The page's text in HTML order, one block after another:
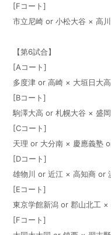
[Fコート]
市立尼崎 or 小松大谷 × 高
【第6試合】
[Aコート]
多度津 or 高崎 × 大垣日大
[Bコート]
駒澤大高 or 札幌大谷 × 盛
[Cコート]
天理 or 大分南 × 慶應義塾
[Dコート]
雄物川 or 近江 × 高知商 or
[Eコート]
東京学館新潟 or 郡山北工
[Fコート]